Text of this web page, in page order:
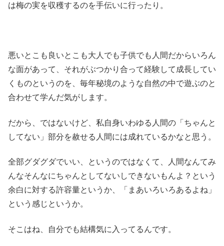
は梅の実を収穫するのを手伝いに行ったり。
悪いとこも良いとこも大人でも子供でも人間だからいろん
な面があって、それがぶつかり合って経験して成長してい
くものというのを、毎年秘境のような自然の中で遊ぶのと
合わせて学んだ気がします。
だから、ではないけど、私自身いわゆる人間の「ちゃんと
してない」部分を赦せる人間には成れているかなと思う。
全部グダグダでいい、というのではなくて、人間なんてみ
んなそんなにちゃんとしてないしできないもんよ？という
余白に対する許容量というか、「まあいろいろあるよね」
という感じというか。
そこはね、自分でも結構気に入ってるんです。